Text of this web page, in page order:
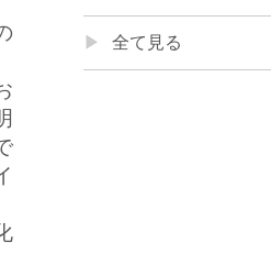
全て見る